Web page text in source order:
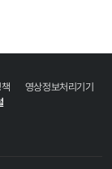
영상정보처리기기